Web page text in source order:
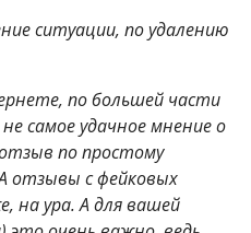
ситуации, по удалению
по большей части
самое удачное мнение о
по простому
отзывы с фейковых
на ура. А для вашей